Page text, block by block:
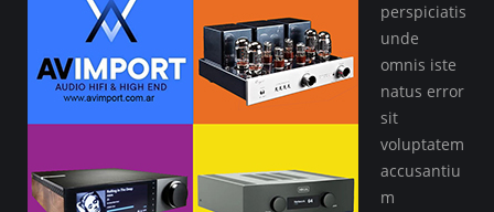
perspiciatis
unde
omnis iste
natus error
sit
voluptatem
accusantiu
m